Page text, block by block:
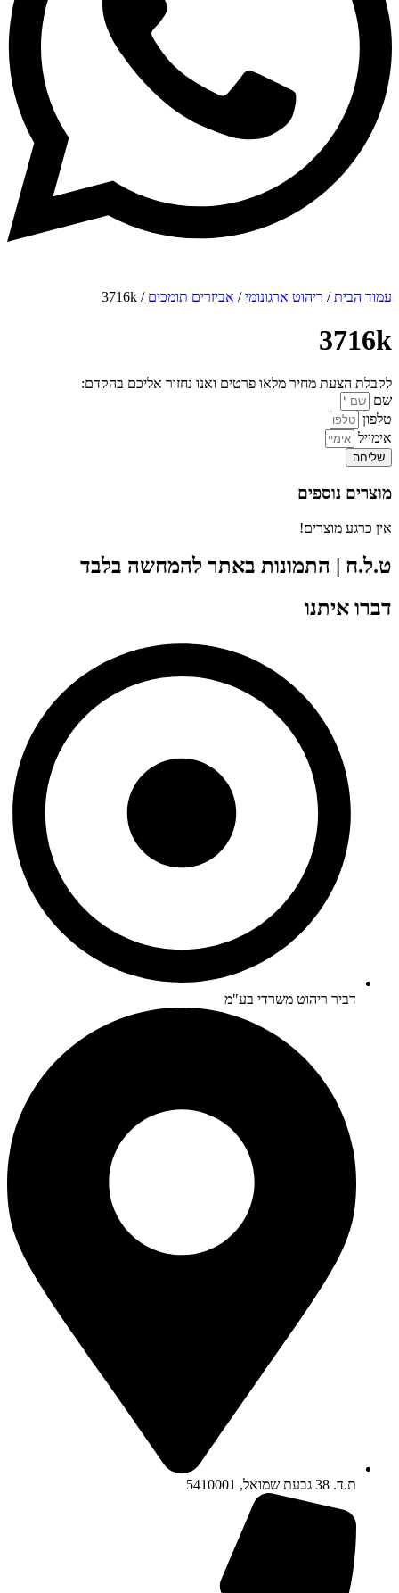
עמוד הבית/ ריהוט ארגונומי/ אביזרים תומכים / 3716k
3716k
לקבלת הצעת מחיר מלאו פרטים ואנו נחזור אליכם בהקדם:
שם
טלפון
אימייל
שליחה
מוצרים נוספים
אין כרגע מוצרים!
ט.ל.ח | התמונות באתר להמחשה בלבד
דברו איתנו
דביר ריהוט משרדי בע"מ
ת.ד. 38 גבעת שמואל, 5410001